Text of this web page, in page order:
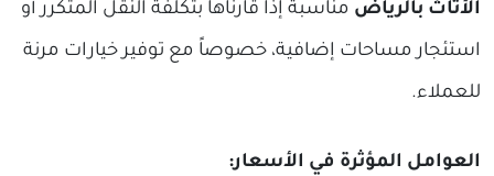
الأثاث بالرياض مناسبة إذا قارناها بتكلفة النقل المتكرر أو
استئجار مساحات إضافية، خصوصاً مع توفير خيارات مرنة
للعملاء.
العوامل المؤثرة في الأسعار: